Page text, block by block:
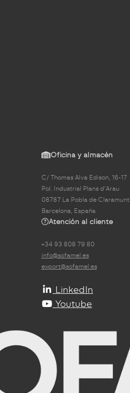
Oficina y almacén
C/ Thomas Alva Edison, 16-17
Pol. Industrial Plans d'Arau
08787 La Pobla de Claramunt
Barcelona, España
Atención al cliente
+34 93 808 79 80
info@sofamel.es
export@sofamel.es
LinkedIn
Youtube